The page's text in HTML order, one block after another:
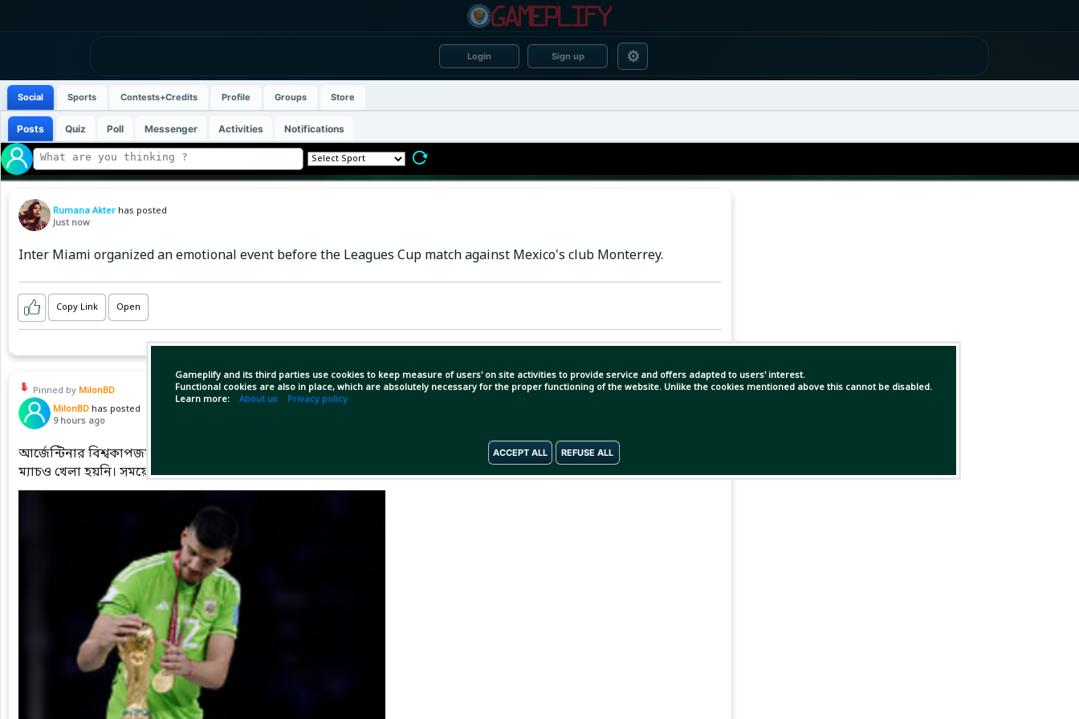
Login Sign up ⚙
Gameplify and its third parties use cookies to keep measure of users' on site activities to provide service and offers adapted to users' interest.
Functional cookies are also in place, which are absolutely necessary for the proper functioning of the website. Unlike the cookies mentioned above this cannot be disabled.
Learn more: About us Privacy policy
ACCEPT ALL REFUSE ALL
Social Sports Contests+Credits Profile Groups Store
Posts Quiz Poll Messenger Activities Notifications
Rumana Akter has posted
Just now
Inter Miami organized an emotional event before the Leagues Cup match against Mexico's club Monterrey.
Copy Link Open
Pinned by MilonBD
MilonBD has posted
9 hours ago
আর্জেন্টিনার বিশ্বকাপজয়ী গোলরক্ষক ফিরলেন ম্যান সিটিতে। দশ বছর আগে ম্যানচেস্টার সিটিতে নাম লিখিয়েছিলেন। কিন্তু একটা
ম্যাচও খেলা হয়নি। সময়ের চাকা ঘুরে এবার সেই পুরোনো ক্লাবেই ফিরলেন হেরোনিমো রুলি।